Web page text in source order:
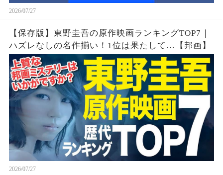
2026/07/27
【保存版】東野圭吾の原作映画ランキングTOP7｜
ハズレなしの名作揃い！1位は果たして…【邦画】
2026/07/27